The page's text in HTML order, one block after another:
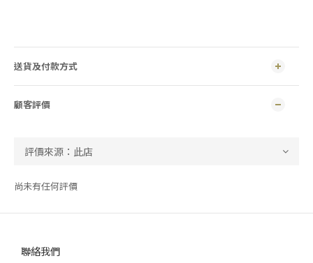
送貨及付款方式
顧客評價
尚未有任何評價
聯絡我們